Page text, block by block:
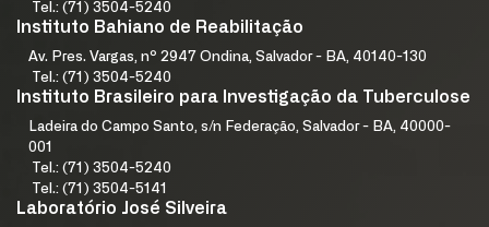
Tel.: (71) 3504-5240
Instituto Bahiano de Reabilitação
Av. Pres. Vargas, nº 2947 Ondina, Salvador - BA, 40140-130
Tel.: (71) 3504-5240
Instituto Brasileiro para Investigação da Tuberculose
Ladeira do Campo Santo, s/n Federação, Salvador - BA, 40000-
001
Tel.: (71) 3504-5240
Tel.: (71) 3504-5141
Laboratório José Silveira